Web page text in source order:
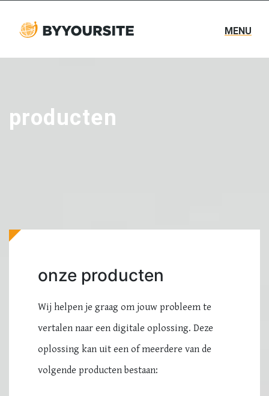
MENU
producten
onze producten
Wij helpen je graag om jouw probleem te
vertalen naar een digitale oplossing. Deze
oplossing kan uit een of meerdere van de
volgende producten bestaan: